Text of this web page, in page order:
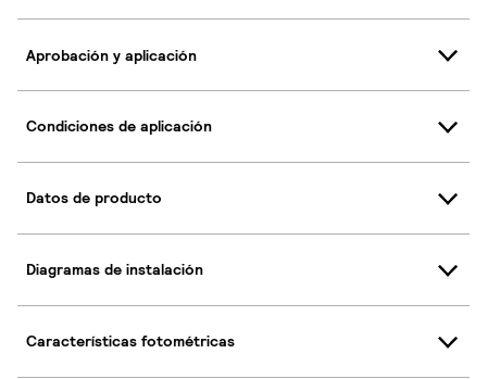
Aprobación y aplicación
Condiciones de aplicación
Datos de producto
Diagramas de instalación
Características fotométricas